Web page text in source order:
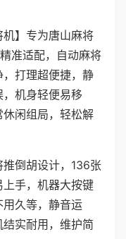
机】专为唐山麻将
准适配，自动麻将
打理超便捷，静
机身轻便易移
闲组局，轻松解
倒胡设计，136张
手，机器大按键
久等，静音运
实耐用，维护简